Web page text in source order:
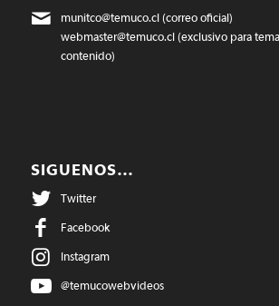
munitco@temuco.cl(correo oficial)
webmaster@temuco.cl(exclusivo para
contenido)
SIGUENOS…
Twitter
Facebook
Instagram
@temucowebvideos